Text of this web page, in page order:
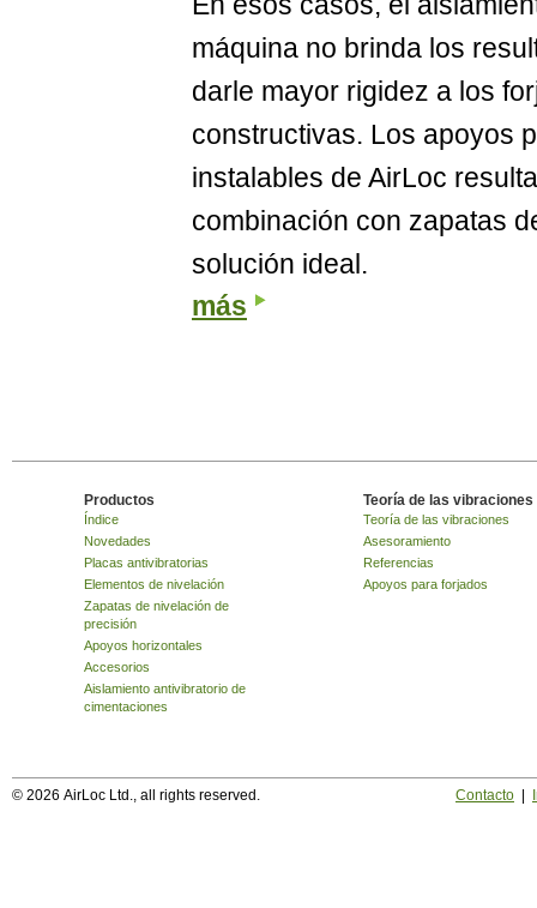
máquina no brinda los
darle mayor rigidez a los
constructivas. Los apoyos
instalables de AirLoc
combinación con zapatas
solución ideal.
más
Productos
Índice
Novedades
Placas antivibratorias
Elementos de nivelación
Zapatas de nivelación de
precisión
Apoyos horizontales
Accesorios
Aislamiento antivibratorio de
cimentaciones
Teoría de las vibraciones
Teoría de las vibraciones
Asesoramiento
Referencias
Apoyos para forjados
© 2026 AirLoc Ltd., all rights reserved. Contacto